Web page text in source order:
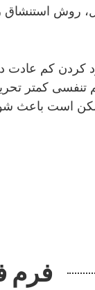
استنشاق
کم عادت
تنفسی کمتر
است باعث
فرم